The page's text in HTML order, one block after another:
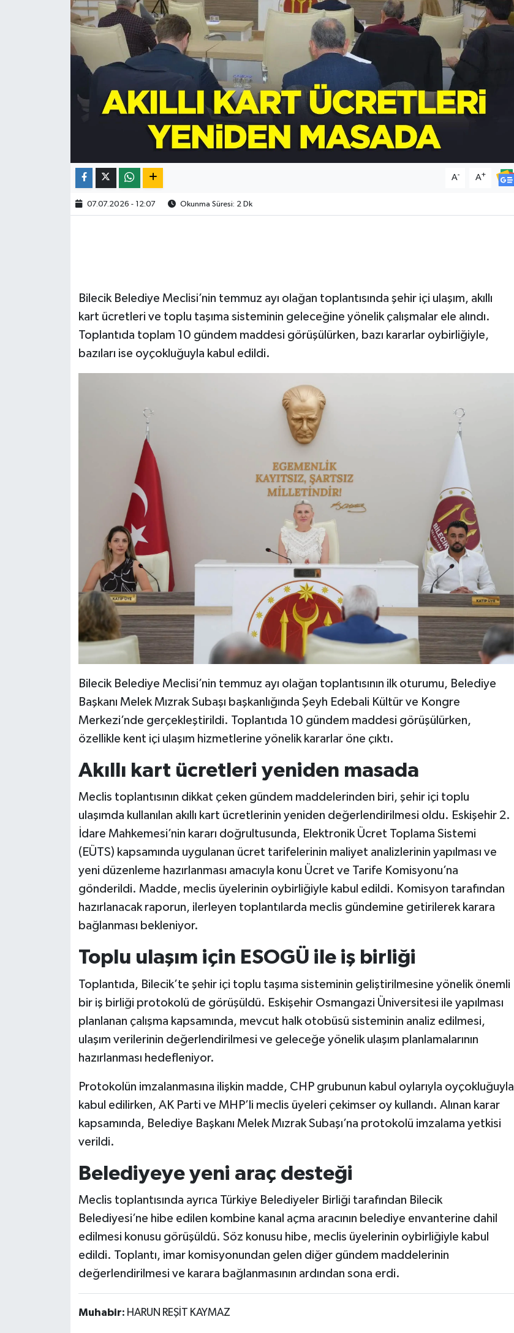
A- A+
07.07.2026 - 12:07 Okunma Süresi: 2 Dk
Bilecik Belediye Meclisi’nin temmuz ayı olağan toplantısında şehir içi ulaşım, akıllı
kart ücretleri ve toplu taşıma sisteminin geleceğine yönelik çalışmalar ele alındı.
Toplantıda toplam 10 gündem maddesi görüşülürken, bazı kararlar oybirliğiyle,
bazıları ise oyçokluğuyla kabul edildi.
Bilecik Belediye Meclisi’nin temmuz ayı olağan toplantısının ilk oturumu, Belediye
Başkanı Melek Mızrak Subaşı başkanlığında Şeyh Edebali Kültür ve Kongre
Merkezi’nde gerçekleştirildi. Toplantıda 10 gündem maddesi görüşülürken,
özellikle kent içi ulaşım hizmetlerine yönelik kararlar öne çıktı.
Akıllı kart ücretleri yeniden masada
Meclis toplantısının dikkat çeken gündem maddelerinden biri, şehir içi toplu
ulaşımda kullanılan akıllı kart ücretlerinin yeniden değerlendirilmesi oldu. Eskişehir 2.
İdare Mahkemesi’nin kararı doğrultusunda, Elektronik Ücret Toplama Sistemi
(EÜTS) kapsamında uygulanan ücret tarifelerinin maliyet analizlerinin yapılması ve
yeni düzenleme hazırlanması amacıyla konu Ücret ve Tarife Komisyonu’na
gönderildi. Madde, meclis üyelerinin oybirliğiyle kabul edildi. Komisyon tarafından
hazırlanacak raporun, ilerleyen toplantılarda meclis gündemine getirilerek karara
bağlanması bekleniyor.
Toplu ulaşım için ESOGÜ ile iş birliği
Toplantıda, Bilecik’te şehir içi toplu taşıma sisteminin geliştirilmesine yönelik önemli
bir iş birliği protokolü de görüşüldü. Eskişehir Osmangazi Üniversitesi ile yapılması
planlanan çalışma kapsamında, mevcut halk otobüsü sisteminin analiz edilmesi,
ulaşım verilerinin değerlendirilmesi ve geleceğe yönelik ulaşım planlamalarının
hazırlanması hedefleniyor.
Protokolün imzalanmasına ilişkin madde, CHP grubunun kabul oylarıyla oyçokluğuyla
kabul edilirken, AK Parti ve MHP’li meclis üyeleri çekimser oy kullandı. Alınan karar
kapsamında, Belediye Başkanı Melek Mızrak Subaşı’na protokolü imzalama yetkisi
verildi.
Belediyeye yeni araç desteği
Meclis toplantısında ayrıca Türkiye Belediyeler Birliği tarafından Bilecik
Belediyesi’ne hibe edilen kombine kanal açma aracının belediye envanterine dahil
edilmesi konusu görüşüldü. Söz konusu hibe, meclis üyelerinin oybirliğiyle kabul
edildi. Toplantı, imar komisyonundan gelen diğer gündem maddelerinin
değerlendirilmesi ve karara bağlanmasının ardından sona erdi.
Muhabir: HARUN REŞİT KAYMAZ